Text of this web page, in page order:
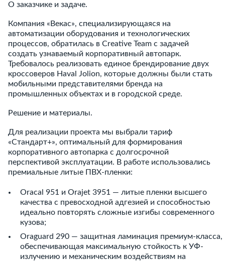
О заказчике и задаче.
Компания «Векас», специализирующаяся на
автоматизации оборудования и технологических
процессов, обратилась в Creative Team с задачей
создать узнаваемый корпоративный автопарк.
Требовалось реализовать единое брендирование двух
кроссоверов Haval Jolion, которые должны были стать
мобильными представителями бренда на
промышленных объектах и в городской среде.
Решение и материалы.
Для реализации проекта мы выбрали тариф
«Стандарт+», оптимальный для формирования
корпоративного автопарка с долгосрочной
перспективой эксплуатации. В работе использовались
премиальные литые ПВХ-пленки:
Oracal 951 и Orajet 3951 — литые пленки высшего
качества с превосходной адгезией и способностью
идеально повторять сложные изгибы современного
кузова;
Oraguard 290 — защитная ламинация премиум-класса,
обеспечивающая максимальную стойкость к УФ-
излучению и механическим воздействиям на